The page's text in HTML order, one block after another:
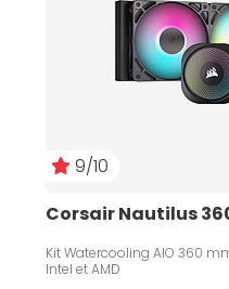
9/10
Corsair Nautilus
Kit Watercooling AIO 360
Intel et AMD